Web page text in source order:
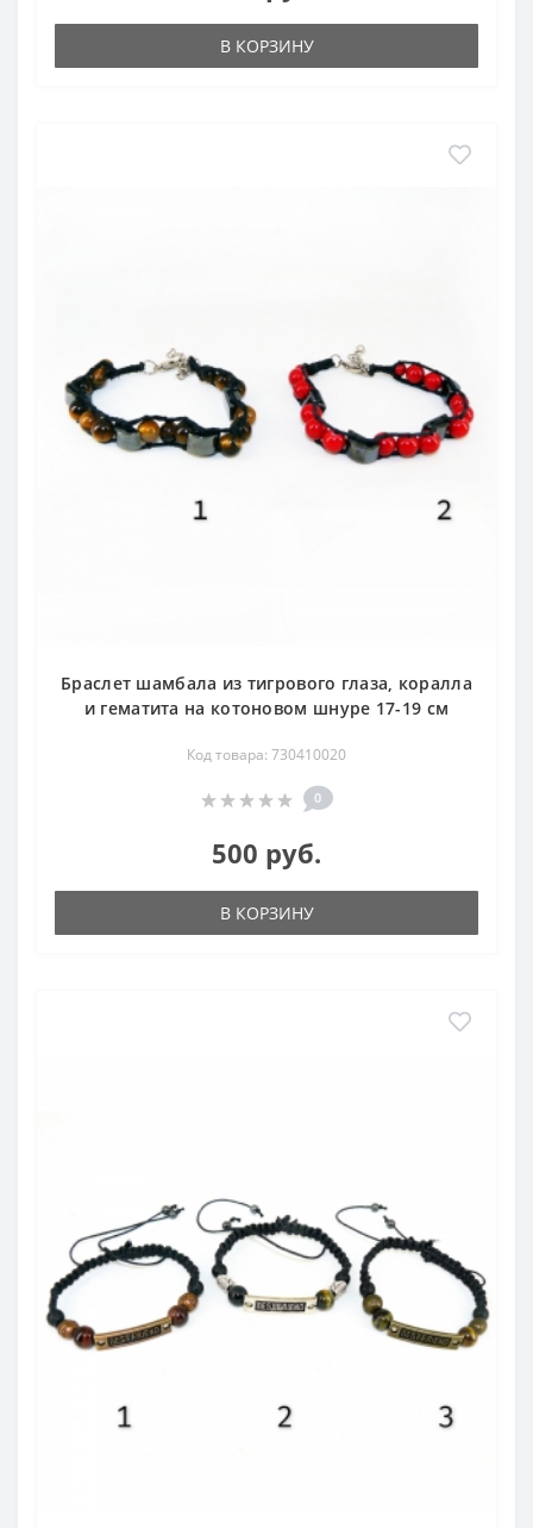
В КОРЗИНУ
Браслет шамбала из тигрового глаза, коралла
и гематита на котоновом шнуре 17-19 см
Код товара: 730410020
0
500 руб.
В КОРЗИНУ